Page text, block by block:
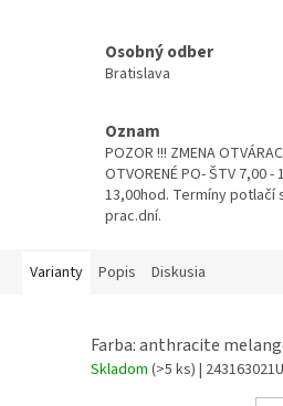
Osobný odber
Bratislava
Oznam
POZOR !!! ZMENA
OTVORENÉ PO- ŠTV 7,00
13,00hod. Termíny potlačí
prac.dní.
Varianty Popis Diskusia
Farba: anthracite
Skladom (>5 ks) |